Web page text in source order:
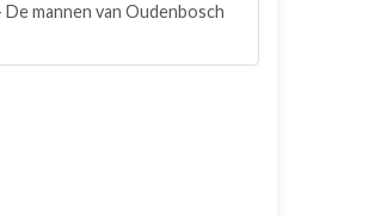
mannen van Oudenbosch